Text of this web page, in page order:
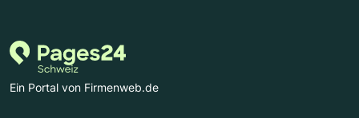
Ein Portal von Firmenweb.de